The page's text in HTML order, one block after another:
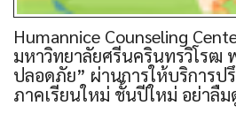
Humannice Counseling
มหาวิทยาลัยศรีนครินทรวิโรฒ
ปลอดภัย” ผ่านการให้บริการป
ภาคเรียนใหม่ ชั้นปีใหม่ อย่าลืม